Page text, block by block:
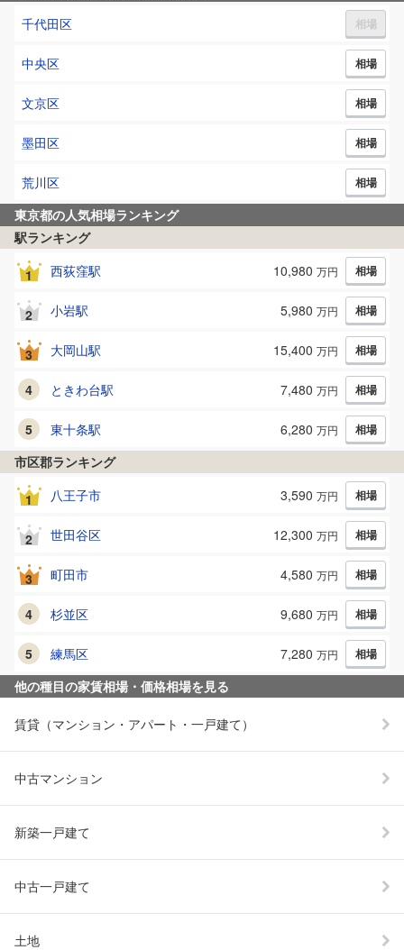
千代田区
相場
中央区 相場
文京区 相場
墨田区 相場
荒川区 相場
東京都の人気相場ランキング
駅ランキング
1 西荻窪駅 10,980 万円 相場
2 小岩駅 5,980 万円 相場
3 大岡山駅 15,400 万円 相場
4 ときわ台駅 7,480 万円 相場
5 東十条駅 6,280 万円 相場
市区郡ランキング
1 八王子市 3,590 万円 相場
2 世田谷区 12,300 万円 相場
3 町田市 4,580 万円 相場
4 杉並区 9,680 万円 相場
5 練馬区 7,280 万円 相場
他の種目の家賃相場・価格相場を見る
賃貸（マンション・アパート・一戸建て）
中古マンション
新築一戸建て
中古一戸建て
土地